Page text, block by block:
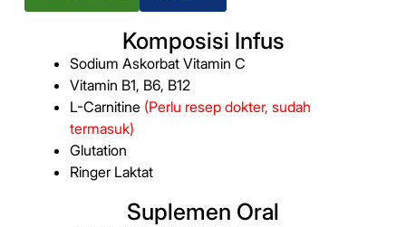
Komposisi Infus
Sodium Askorbat Vitamin C
Vitamin B1, B6, B12
L-Carnitine(Perlu resep dokter, sudah
termasuk)
Glutation
Ringer Laktat
Suplemen Oral